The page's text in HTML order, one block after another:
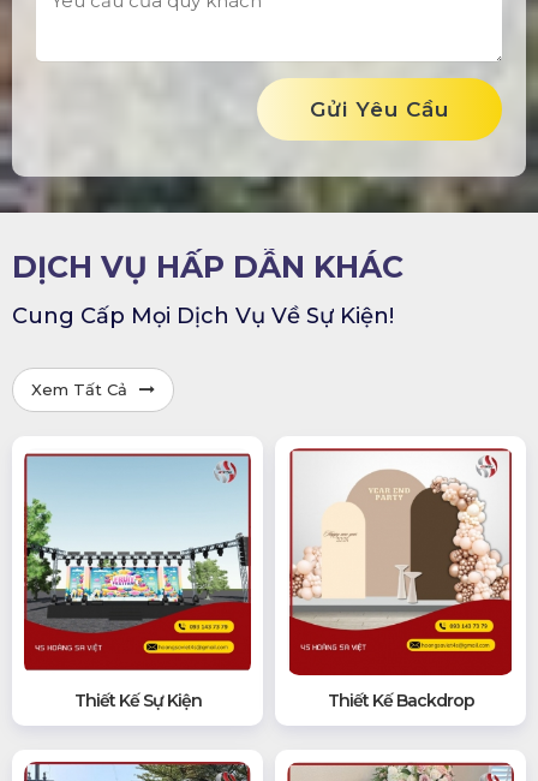
Gửi Yêu Cầu
DỊCH VỤ HẤP DẪN KHÁC
Cung Cấp Mọi Dịch Vụ Về Sự Kiện!
Xem Tất Cả
Thiết Kế Sự Kiện Thiết Kế Backdrop